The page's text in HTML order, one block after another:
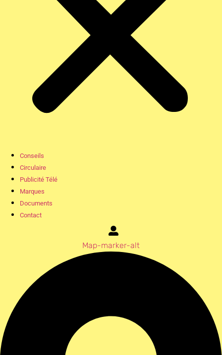
Conseils
Circulaire
Publicité Télé
Marques
Documents
Contact
Map-marker-alt